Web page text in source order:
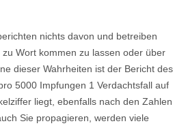
nichts davon und betreiben
Wort kommen zu lassen oder über
dieser Wahrheiten ist der Bericht des
5000 Impfungen 1 Verdachtsfall auf
liegt, ebenfalls nach den Zahlen
Sie propagieren, werden viele